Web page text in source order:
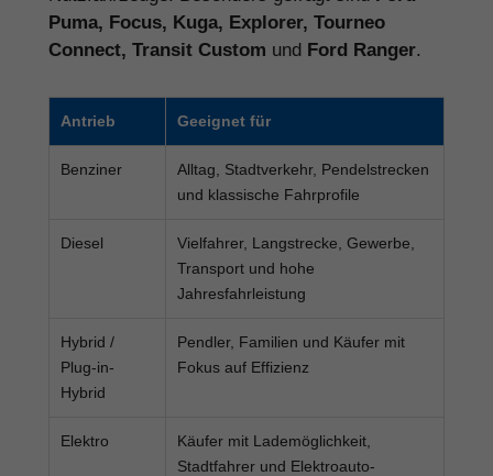
Puma, Focus, Kuga, Explorer, Tourneo
Connect, Transit Custom und Ford Ranger.
Antrieb Geeignet für
Benziner
Alltag, Stadtverkehr, Pendelstrecken
und klassische Fahrprofile
Diesel
Vielfahrer, Langstrecke, Gewerbe,
Transport und hohe
Jahresfahrleistung
Hybrid /
Plug-in-
Hybrid
Pendler, Familien und Käufer mit
Fokus auf Effizienz
Elektro
Käufer mit Lademöglichkeit,
Stadtfahrer und Elektroauto-